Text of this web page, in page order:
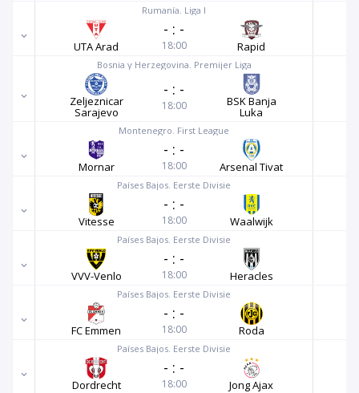
Rumanía. Liga I
UTA Arad
- : -
18:00 Rapid
Bosnia y Herzegovina. Premijer Liga
Zeljeznicar
Sarajevo
- : -
18:00 BSK Banja
Luka
Montenegro. First League
Mornar
- : -
18:00 Arsenal Tivat
Países Bajos. Eerste Divisie
Vitesse
- : -
18:00 Waalwijk
Países Bajos. Eerste Divisie
VVV-Venlo
- : -
18:00 Heracles
Países Bajos. Eerste Divisie
FC Emmen
- : -
18:00 Roda
Países Bajos. Eerste Divisie
Dordrecht
- : -
18:00 Jong Ajax